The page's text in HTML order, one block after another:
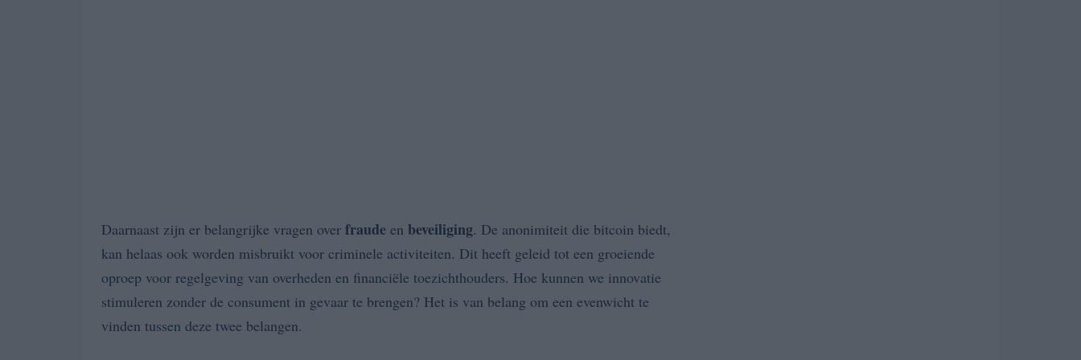
Daarnaast zijn er belangrijke vragen over fraude en beveiliging. De anonimiteit die bitcoin biedt,
kan helaas ook worden misbruikt voor criminele activiteiten. Dit heeft geleid tot een groeiende
oproep voor regelgeving van overheden en financiële toezichthouders. Hoe kunnen we innovatie
stimuleren zonder de consument in gevaar te brengen? Het is van belang om een evenwicht te
vinden tussen deze twee belangen.